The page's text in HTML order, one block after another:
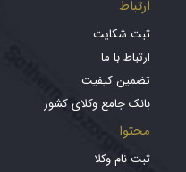
ارتباط
ثبت شکایت
ارتباط با ما
تضمین کیفیت
بانک جامع وکلای کشور
محتوا
ثبت نام وکلا